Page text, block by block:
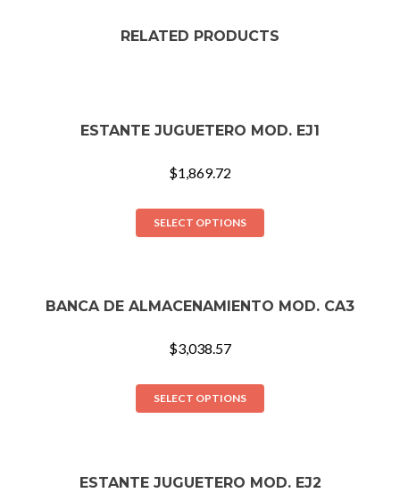
RELATED PRODUCTS
ESTANTE JUGUETERO MOD. EJ1
$1,869.72
SELECT OPTIONS
BANCA DE ALMACENAMIENTO MOD. CA3
$3,038.57
SELECT OPTIONS
ESTANTE JUGUETERO MOD. EJ2